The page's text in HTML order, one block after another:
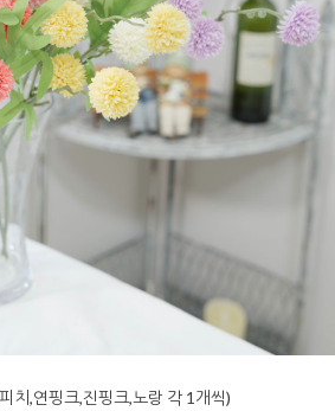
치,연핑크,진핑크,노랑 각 1개씩)